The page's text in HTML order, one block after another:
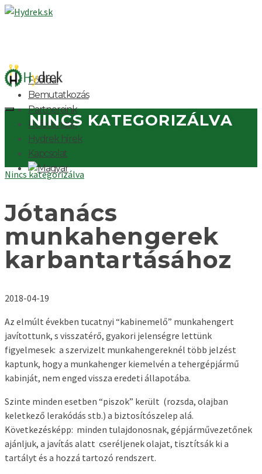
Főoldal
Bemutatkozás
Partnereink
Referenciák
Hydrek hírek
Kapcsolat
NINCS KATEGORIZÁLVA
Nincs kategorizálva
Jótanács
munkahengerek
karbantartásához
2018-04-19
Az elmúlt években tucatnyi “kabinemelő” munkahengert
javítottunk, s visszatérő, gyakori jelenségre lettünk
figyelmesek: a szervizelt munkahengereknél több jelzést
kaptunk, hogy a munkahenger kiemelvén a tehergépjármű
kabinját, nem enged vissza eredeti állapotába.
Szinte minden esetben “piszok” került (rozsda, olajban
keletkező lerakódás stb.) a biztosítószelep alá.
Következésképp: minden tulajdonosnak, gépjárművezetőnek
ajánljuk, a javítás alatt cseréljenek olajat, tisztítsák ki a
tartályt és a hozzá tartozó rendszert.